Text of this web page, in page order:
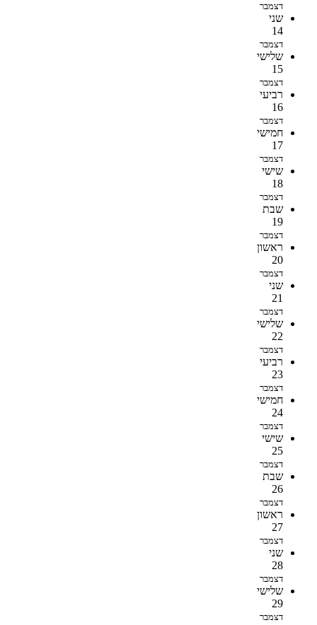
דצמבר
שני
14
דצמבר
שלישי
15
דצמבר
רביעי
16
דצמבר
חמישי
17
דצמבר
שישי
18
דצמבר
שבת
19
דצמבר
ראשון
20
דצמבר
שני
21
דצמבר
שלישי
22
דצמבר
רביעי
23
דצמבר
חמישי
24
דצמבר
שישי
25
דצמבר
שבת
26
דצמבר
ראשון
27
דצמבר
שני
28
דצמבר
שלישי
29
דצמבר